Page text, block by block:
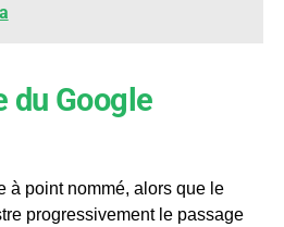
du Google
à point nommé, alors que le
progressivement le passage